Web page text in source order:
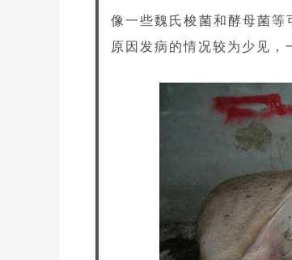
像一些魏氏梭菌和酵母菌
原因发病的情况较为少见，